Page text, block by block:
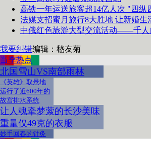
高铁一年运送旅客超14亿人次 "四纵
法媒支招蜜月旅行8大胜地 让新婚生
中俄红色旅游大型交流活动——千人
我要纠错编辑：嵇友菊
当季热点
北国雪山VS南部雨林
《英雄》取景地
运行了近600年的
故宫排水系统
让人魂牵梦萦的长沙美味
重量仅49克的衣服
妙手回春的针灸